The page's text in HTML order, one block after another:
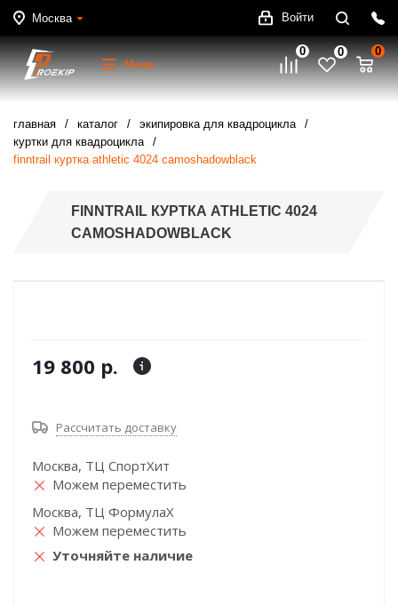
Москва Войти
Меню
0 0 0
главная каталог
экипировка для квадроцикла
куртки для квадроцикла
finntrail куртка athletic 4024 camoshadowblack
FINNTRAIL КУРТКА ATHLETIC 4024
CAMOSHADOWBLACK
19 800 р.
Рассчитать доставку
Москва, ТЦ СпортХит
Можем переместить
Москва, ТЦ ФормулаХ
Можем переместить
Уточняйте наличие